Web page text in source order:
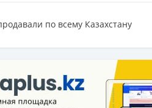
по всему Казахстану